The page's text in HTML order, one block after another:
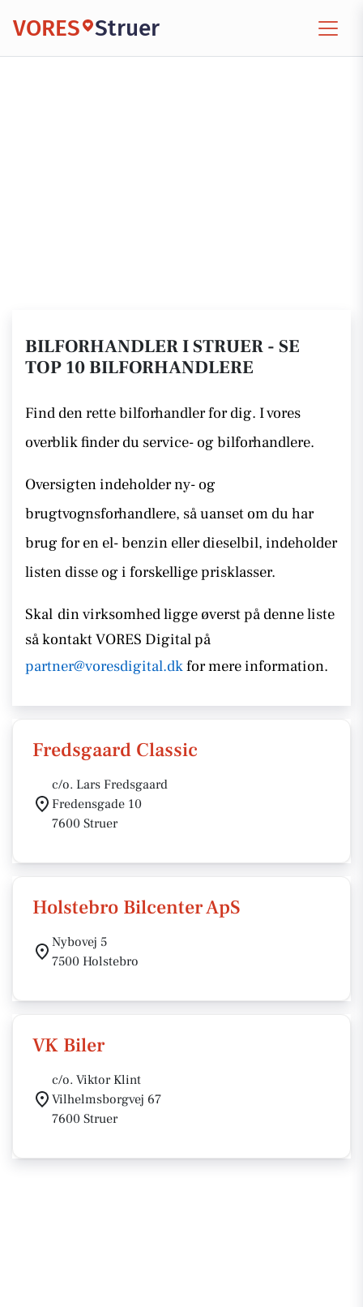
VORES Struer
BILFORHANDLER I STRUER - SE
TOP 10 BILFORHANDLERE
Find den rette bilforhandler for dig. I vores
overblik finder du service- og bilforhandlere.
Oversigten indeholder ny- og
brugtvognsforhandlere, så uanset om du har
brug for en el- benzin eller dieselbil, indeholder
listen disseog i forskellige prisklasser.
Skal din virksomhed ligge øverst på denne liste
så kontaktVORES Digital på
partner@voresdigital.dkfor mere information.
Fredsgaard Classic
c/o. Lars Fredsgaard
Fredensgade 10
7600 Struer
Holstebro Bilcenter ApS
Nybovej 5
7500 Holstebro
VK Biler
c/o. Viktor Klint
Vilhelmsborgvej 67
7600 Struer